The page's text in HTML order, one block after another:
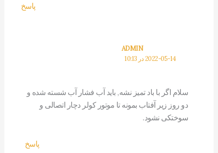
پاسخ
ADMIN
2022-05-14 در 10:13
سلام اگر با باد تمیز نشه, باید آب فشار آب شسته شده و
دو روز زیر آفتاب بمونه تا موتور کولر دچار اتصالی و
سوختکی نشود.
پاسخ